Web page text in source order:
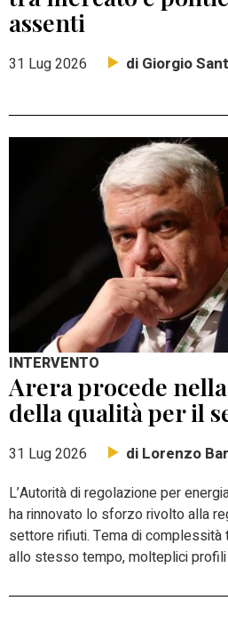
assenti
31 Lug 2026 di Giorgio
INTERVENTO
Arera procede
della qualità per il
31 Lug 2026 di Lorenzo
L’Autorità di regolazione per
ha rinnovato lo sforzo rivolto alla
settore rifiuti. Tema di complessità
allo stesso tempo, molteplici